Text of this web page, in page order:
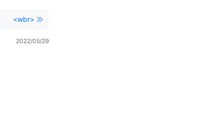
<wbr>
2022/05/29